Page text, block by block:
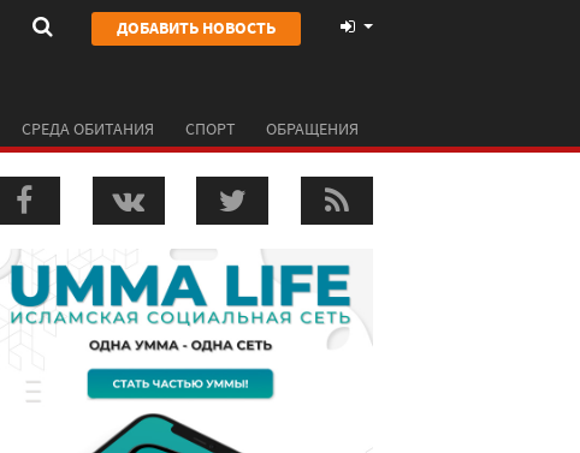
ДОБАВИТЬ НОВОСТЬ
СРЕДА ОБИТАНИЯ СПОРТ ОБРАЩЕНИЯ